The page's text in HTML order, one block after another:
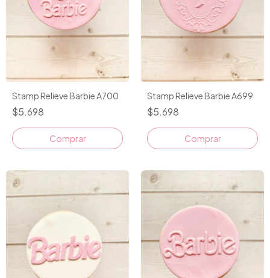
Stamp Relieve Barbie A700
$5.698
Stamp Relieve Barbie A699
$5.698